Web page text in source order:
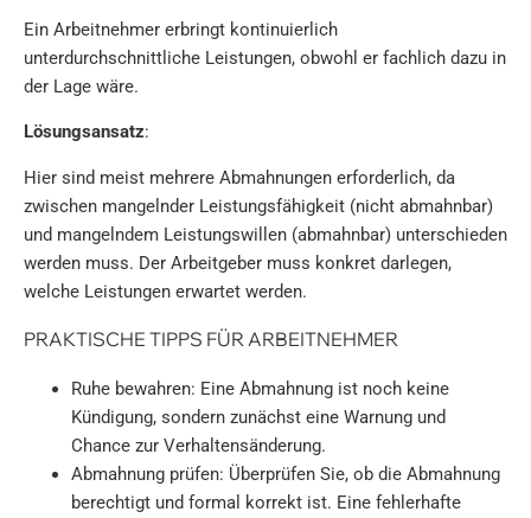
Ein Arbeitnehmer erbringt kontinuierlich
unterdurchschnittliche Leistungen, obwohl er fachlich dazu in
der Lage wäre.
Lösungsansatz:
Hier sind meist mehrere Abmahnungen erforderlich, da
zwischen mangelnder Leistungsfähigkeit (nicht abmahnbar)
und mangelndem Leistungswillen (abmahnbar) unterschieden
werden muss. Der Arbeitgeber muss konkret darlegen,
welche Leistungen erwartet werden.
PRAKTISCHE TIPPS FÜR ARBEITNEHMER
Ruhe bewahren: Eine Abmahnung ist noch keine
Kündigung, sondern zunächst eine Warnung und
Chance zur Verhaltensänderung.
Abmahnung prüfen: Überprüfen Sie, ob die Abmahnung
berechtigt und formal korrekt ist. Eine fehlerhafte